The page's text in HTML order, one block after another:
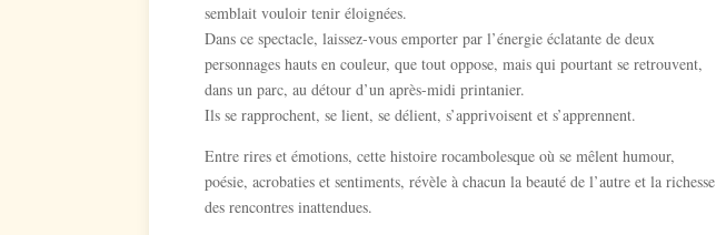
semblait vouloir tenir éloignées.
Dans ce spectacle, laissez-vous emporter par l’énergie éclatante de deux
personnages hauts en couleur, que tout oppose, mais qui pourtant se retrouvent,
dans un parc, au détour d’un après-midi printanier.
Ils se rapprochent, se lient, se délient, s’apprivoisent et s’apprennent.
Entre rires et émotions, cette histoire rocambolesque où se mêlent humour,
poésie, acrobaties et sentiments, révèle à chacun la beauté de l’autre et la richesse
des rencontres inattendues.